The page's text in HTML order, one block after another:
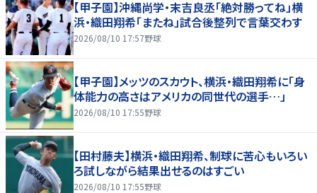
【甲子園】沖縄尚学・末吉良丞「絶対勝ってね」横
浜・織田翔希「またね」試合後整列で言葉交わす
2026/08/10 17:57野球
【甲子園】メッツのスカウト、横浜・織田翔希に「身
体能力の高さはアメリカの同世代の選手…」
2026/08/10 17:55野球
【田村藤夫】横浜・織田翔希、制球に苦心もいろい
ろ試しながら結果出せるのはすごい
2026/08/10 17:55野球